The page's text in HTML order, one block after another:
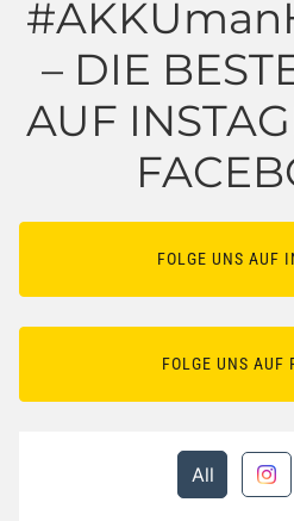
– DIE
AUF
FOLGE UNS AUF
FOLGE UNS AUF